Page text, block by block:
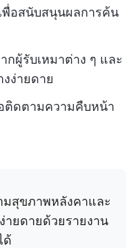
พื่อสนับสนุนผลการค้น
กผู้รับเหมาต่าง ๆ และ
ง่ายดาย
ติดตามความคืบหน้า
มสุขภาพหลังคาและ
ายดายด้วยรายงาน
ด้